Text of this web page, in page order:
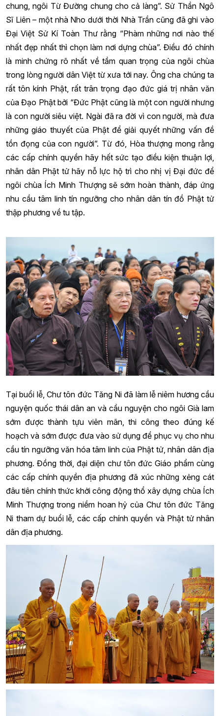
chung, ngôi Từ Đường chung cho cả làng”. Sử Thần Ngô
Sĩ Liên – một nhà Nho dưới thời Nhà Trần cũng đã ghi vào
Đại Việt Sử Kí Toàn Thư rằng “Phàm những nơi nào thế
nhất đẹp nhất thì chọn làm nơi dựng chùa”. Điều đó chính
là minh chứng rõ nhất về tầm quan trọng của ngôi chùa
trong lòng người dân Việt từ xưa tới nay. Ông cha chúng ta
rất tôn kính Phật, rất trân trọng đạo đức giá trị nhân văn
của Đạo Phật bởi “Đức Phật cũng là một con người nhưng
là con người siêu việt. Ngài đã ra đời vì con người, mà đưa
những giáo thuyết của Phật để giải quyết những vấn đề
tồn đọng của con người”. Từ đó, Hòa thượng mong rằng
các cấp chính quyền hãy hết sức tạo điều kiện thuận lợi,
nhân dân Phật tử hãy nỗ lực hộ trì cho nhị vị Đại đức để
ngôi chùa Ích Minh Thượng sẽ sớm hoàn thành, đáp ứng
nhu cầu tâm linh tín ngưỡng cho nhân dân tín đồ Phật tử
thập phương về tu tập.
Tại buổi lễ, Chư tôn đức Tăng Ni đã làm lễ niêm hương cầu
nguyện quốc thái dân an và cầu nguyện cho ngôi Già lam
sớm được thành tựu viên mãn, thi công theo đúng kế
hoạch và sớm được đưa vào sử dụng để phục vụ cho nhu
cầu tín ngưỡng văn hóa tâm linh của Phật tử, nhân dân địa
phương. Đồng thời, đại diện chư tôn đức Giáo phẩm cùng
các cấp chính quyền địa phương đã xúc những xẻng cát
đâu tiên chính thức khởi công động thổ xây dựng chùa Ích
Minh Thượng trong niềm hoan hỷ của Chư tôn đức Tăng
Ni tham dự buổi lễ, các cấp chính quyền và Phật tử nhân
dân địa phương.